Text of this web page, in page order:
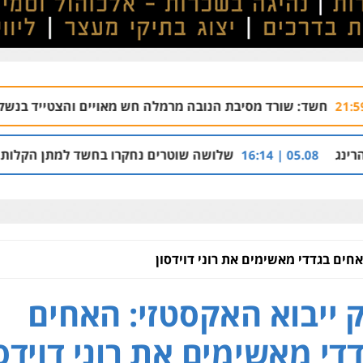
מסיבת הנובה מרמלה חש מאויים והצטייד בנשק ללא רישיון
שלושה שוטרים נחקרו בחשד למתן הקלות למועדון
בגדדי מאשימים את רוני דוידסון
ייבוא האקסטזי: האחים
מאשימים את רוני